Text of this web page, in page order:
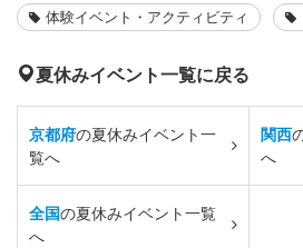
体験イベント・アクティビティ
夏休みイベント一覧に戻る
京都府の夏休みイベント一
覧へ
関西
へ
全国の夏休みイベント一覧
へ